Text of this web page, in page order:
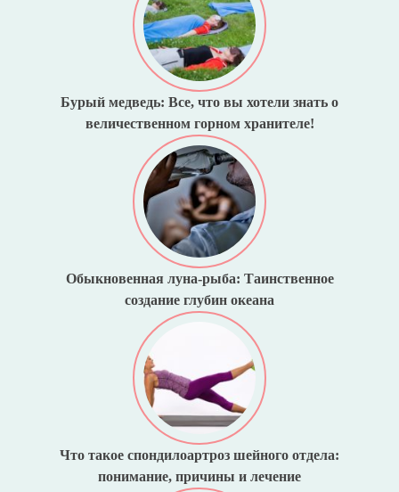
Бурый медведь: Все, что вы хотели знать о
величественном горном хранителе!
Обыкновенная луна-рыба: Таинственное
создание глубин океана
Что такое спондилоартроз шейного отдела:
понимание, причины и лечение